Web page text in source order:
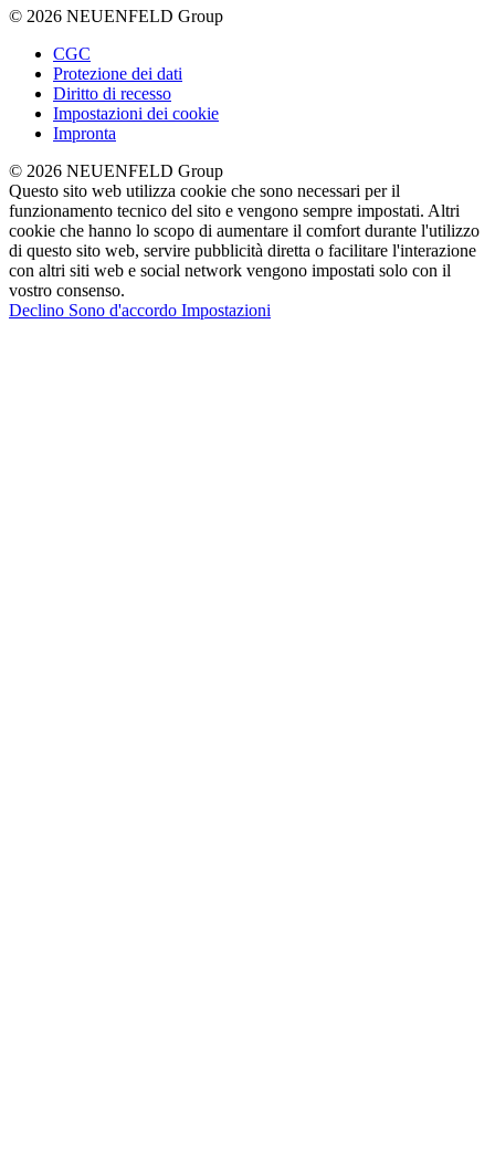
© 2026 NEUENFELD Group
CGC
Protezione dei dati
Diritto di recesso
Impostazioni dei cookie
Impronta
© 2026 NEUENFELD Group
Questo sito web utilizza cookie che sono necessari per il
funzionamento tecnico del sito e vengono sempre impostati. Altri
cookie che hanno lo scopo di aumentare il comfort durante l'utilizzo
di questo sito web, servire pubblicità diretta o facilitare l'interazione
con altri siti web e social network vengono impostati solo con il
vostro consenso.
Declino Sono d'accordo Impostazioni